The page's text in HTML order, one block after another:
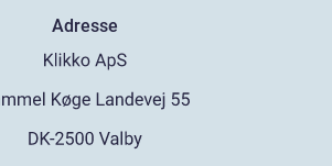
Adresse